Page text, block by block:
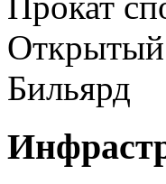
Открытый
Бильярд